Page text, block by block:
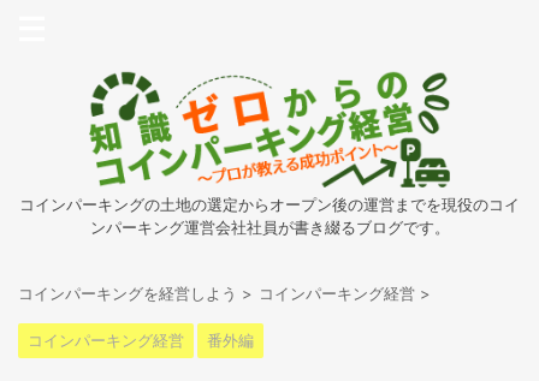
コインパーキングの土地の選定からオープン後の運営までを現役のコイ
ンパーキング運営会社社員が書き綴るブログです。
コインパーキングを経営しよう > コインパーキング経営 >
コインパーキング経営 番外編